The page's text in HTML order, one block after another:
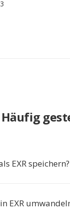
Häufig
EXR speichern?
EXR